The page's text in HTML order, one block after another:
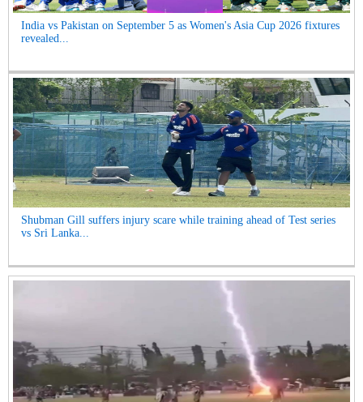
India vs Pakistan on September 5 as Women's Asia Cup 2026 fixtures
revealed...
Shubman Gill suffers injury scare while training ahead of Test series
vs Sri Lanka...